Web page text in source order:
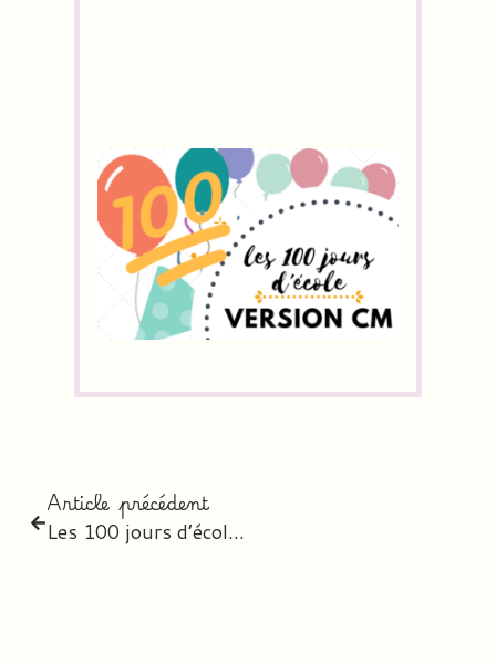
Article précédent
Les 100 jours d’école – Version Cycle 3